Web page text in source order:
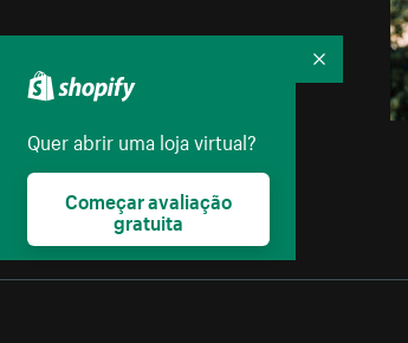
Natureza
Licença:
Creative Commons
Quer abrir uma loja virtual?
Começar avaliação
gratuita
Recolher